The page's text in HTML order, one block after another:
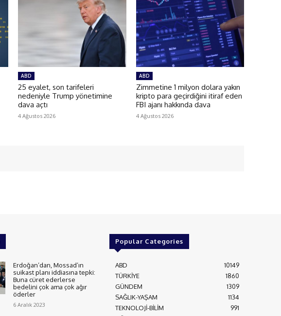
ABD
25 eyalet, son tarifeleri
nedeniyle Trump yönetimine
dava açtı
4 Ağustos 2026
ABD
Zimmetine 1 milyon dolara yakın
kripto para geçirdiğini itiraf eden
FBI ajanı hakkında dava
4 Ağustos 2026
Erdoğan’dan, Mossad’ın
suikast planı iddiasına tepki:
Buna cüret ederlerse
bedelini çok ama çok ağır
öderler
6 Aralık 2023
Popular Categories
ABD
10149
TÜRKİYE
1860
GÜNDEM
1309
SAĞLIK-YAŞAM
1134
TEKNOLOJİ-BİLİM
991